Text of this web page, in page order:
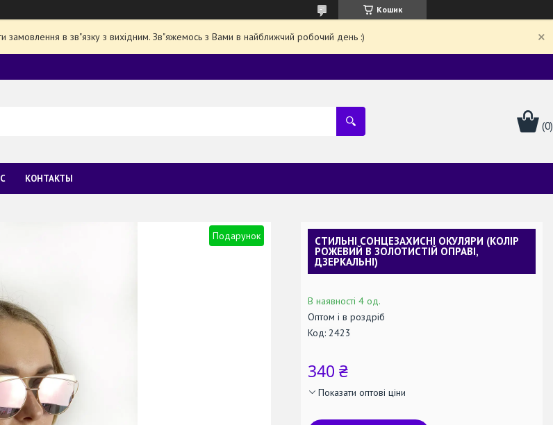
Кошик
замовлення в зв"язку з вихідним. Зв"яжемось з Вами в найближчий робочий день :)
КОНТАКТЫ
Подарунок СТИЛЬНІ СОНЦЕЗАХИСНІ ОКУЛЯРИ (КОЛІР
РОЖЕВИЙ В ЗОЛОТИСТІЙ ОПРАВІ,
ДЗЕРКАЛЬНІ)
В наявності 4 од.
Оптом і в роздріб
Код: 2423
340 ₴
Показати оптові ціни